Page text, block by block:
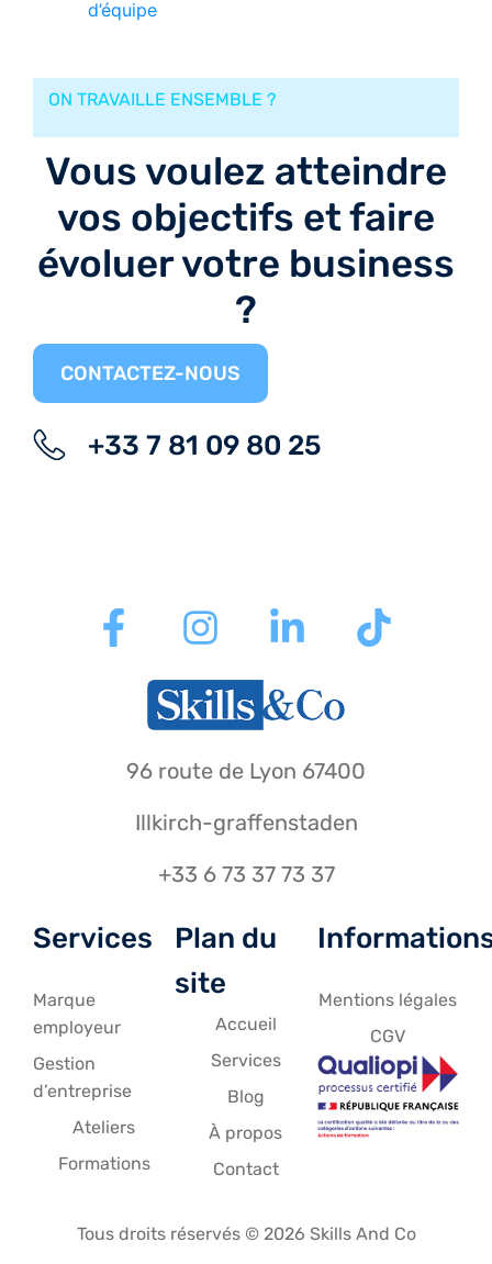
d’équipe
ON TRAVAILLE ENSEMBLE ?
Vous voulez atteindre
vos objectifs et faire
évoluer votre business
?
CONTACTEZ-NOUS
+33 7 81 09 80 25
96 route de Lyon 67400
Illkirch-graffenstaden
+33 6 73 37 73 37
Services
Marque
employeur
Gestion
d’entreprise
Ateliers
Formations
Plan du
site
Accueil
Services
Blog
À propos
Contact
Mentions légales
CGV
Tous droits réservés © 2026 Skills And Co